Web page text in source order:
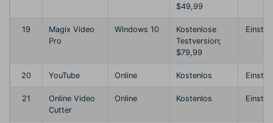
$49,99
19
Magix Video
Pro
Windows 10
Kostenlose
Testversion;
$79,99
20 YouTube Online Kostenlos
21
Online Video
Cutter
Online Kostenlos